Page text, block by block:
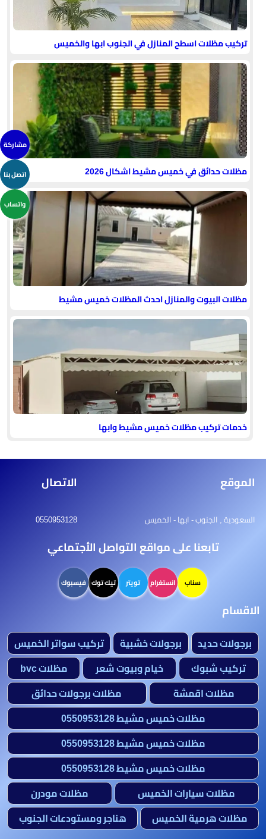
تركيب مظلات اسطح المنازل في الجنوب ابها والخميس
مظلات حدائق في خميس مشيط اشكال 2026
مظلات البيوت والمنازل احدث المظلات خميس مشيط
خدمات تركيب مظلات خميس مشيط وابها
الموقع الاتصال
السعودية , الجنوب - ابها - الخميس 0550953128
تابعنا على مواقع التواصل الأجتماعي
سناب انستغرام تويتر تيك توك فيسبوك
الاقسام
برجولات حديد برجولات خشبية
تركيب سواتر الخميس
تركيب شبوك
خيام وبيوت شعر
مظلات bvc
مظلات اقمشة
مظلات برجولات حدائق
مظلات خميس مشيط 0550953128
مظلات خميس مشيط 0550953128
مظلات خميس مشيط 0550953128
مظلات سيارات الخميس
مظلات مودرن
مظلات هرمية الخميس
هناجر ومستودعات الجنوب
مشاركة
اتصل بنا
واتساب